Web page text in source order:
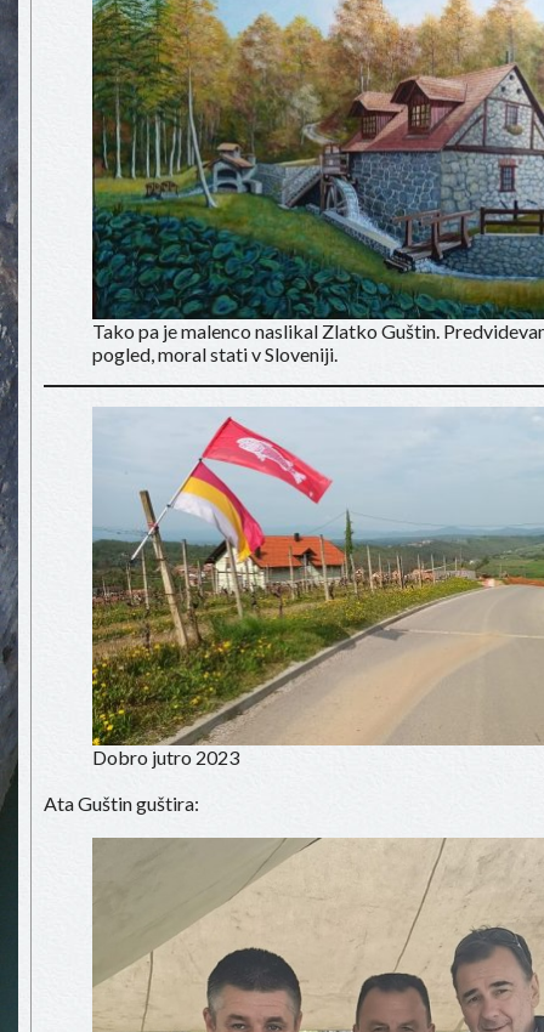
Tako pa je malenco naslikal Zlatko Guštin.
pogled, moral stati v Sloveniji.
Dobro jutro 2023
Ata Guštin guštira: